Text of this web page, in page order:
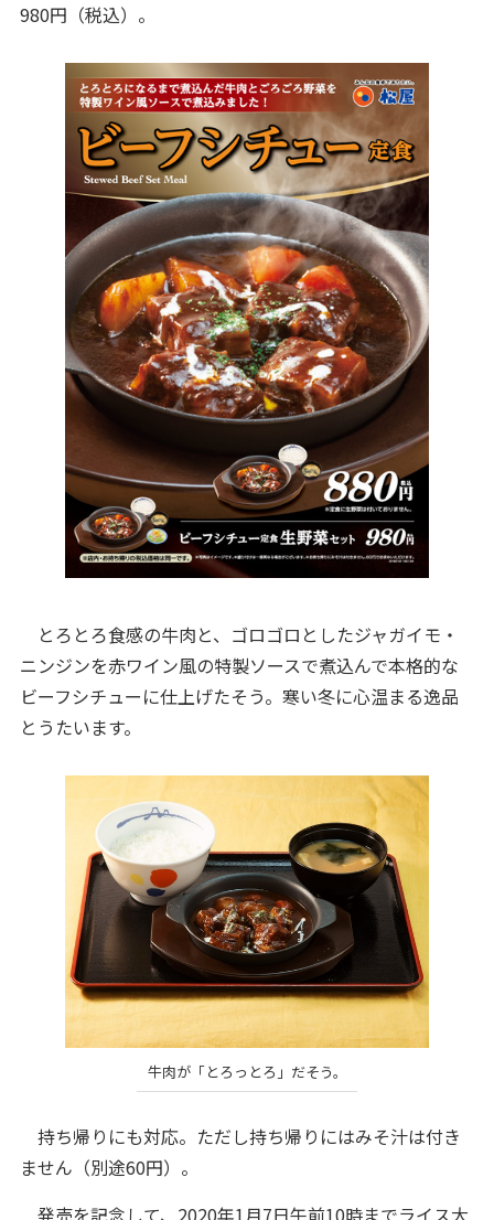
980円（税込）。
とろとろ食感の牛肉と、ゴロゴロとしたジャガイモ・
ニンジンを赤ワイン風の特製ソースで煮込んで本格的な
ビーフシチューに仕上げたそう。寒い冬に心温まる逸品
とうたいます。
牛肉が「とろっとろ」だそう。
持ち帰りにも対応。ただし持ち帰りにはみそ汁は付き
ません（別途60円）。
発売を記念して、2020年1月7日午前10時までライス大